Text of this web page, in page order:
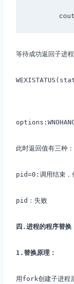
等待成功返回子进
此时返回值有三种
pid=0:调用结束，
pid：失败
四.进程的程序替换
1.替换原理：
⽤fork创建⼦进程